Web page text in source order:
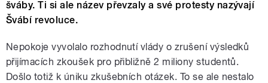
šváby. Ti si ale název převzaly a své protesty nazývají
Švábí revoluce.
Nepokoje vyvolalo rozhodnutí vlády o zrušení výsledků
přijímacích zkoušek pro přibližně 2 miliony studentů.
Došlo totiž k úniku zkušebních otázek. To se ale nestalo